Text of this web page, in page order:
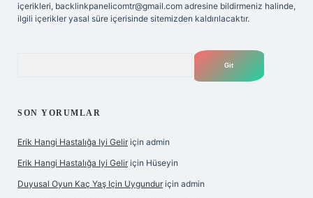
içerikleri, backlinkpanelicomtr@gmail.com adresine bildirmeniz halinde,
ilgili içerikler yasal süre içerisinde sitemizden kaldırılacaktır.
SON YORUMLAR
Erik Hangi Hastalığa Iyi Gelir için admin
Erik Hangi Hastalığa Iyi Gelir için Hüseyin
Duyusal Oyun Kaç Yaş Için Uygundur için admin